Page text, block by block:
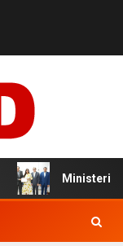
Ministerio de